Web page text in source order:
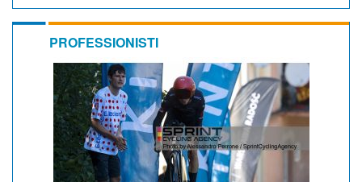
PROFESSIONISTI